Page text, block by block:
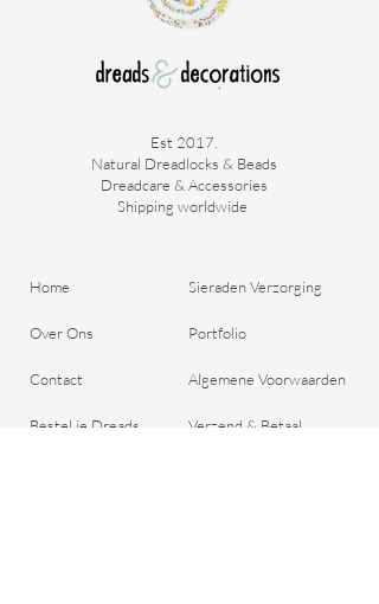
Est 2017.
Natural Dreadlocks & Beads
Dreadcare & Accessories
Shipping worldwide ​
Home
Over Ons
Contact
Bestel je Dreads
Sieraden Verzorging
Portfolio
Algemene Voorwaarden
Verzend & Betaal